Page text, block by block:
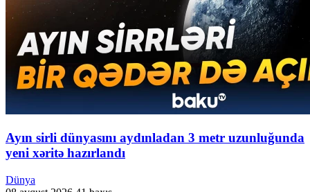
Ayın sirli dünyasını aydınladan 3 metr uzunluğunda
yeni xəritə hazırlandı
Dünya